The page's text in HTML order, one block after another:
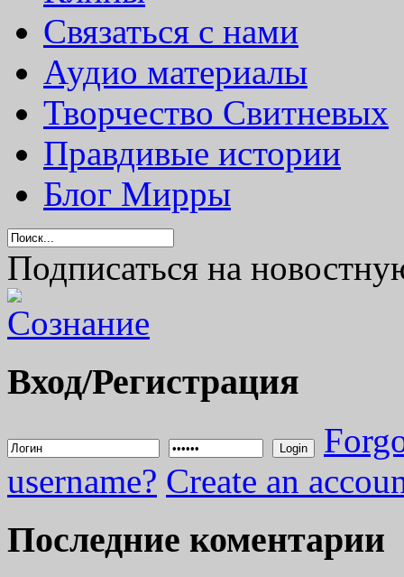
Связаться с нами
Аудио материалы
Творчество Свитневых
Правдивые истории
Блог Мирры
Подписаться на
Вход/Регистрация
Login
username? Create an
Последние коментарии